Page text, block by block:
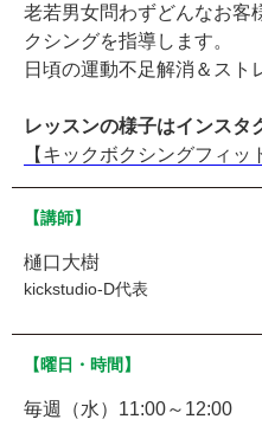
老若男女問わずどんなお客
クシングを指導します。
日頃の運動不足解消＆スト
レッスンの様子はインスタ
【キックボクシングフィッ
【講師】
樋口大樹
kickstudio-D代表
【曜日・時間】
毎週（水）11:00～12:00